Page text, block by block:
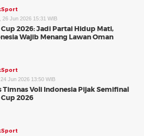
26 Jun 2026 15:31 WIB
Cup 2026: Jadi Partai Hidup Mati,
Wajib Menang Lawan Oman
Jun 2026 13:50 WIB
Timnas Voli Indonesia Pijak Semifinal
Cup 2026